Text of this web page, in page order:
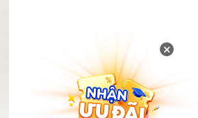
×